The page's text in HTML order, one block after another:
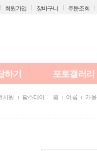
회원가입 장바구니 주문조회
하기 포토갤러리
시원 팜스테이 봄 여름 가을